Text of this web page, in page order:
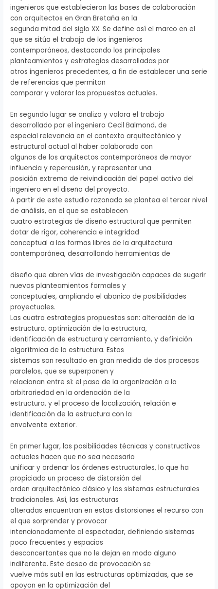
ingenieros que establecieron las bases de colaboración
con arquitectos en Gran Bretaña en la
segunda mitad del siglo XX. Se define así el marco en el
que se sitúa el trabajo de los ingenieros
contemporáneos, destacando los principales
planteamientos y estrategias desarrolladas por
otros ingenieros precedentes, a fin de establecer una serie
de referencias que permitan
comparar y valorar las propuestas actuales.
En segundo lugar se analiza y valora el trabajo
desarrollado por el ingeniero Cecil Balmond, de
especial relevancia en el contexto arquitectónico y
estructural actual al haber colaborado con
algunos de los arquitectos contemporáneos de mayor
influencia y repercusión, y representar una
posición extrema de reivindicación del papel activo del
ingeniero en el diseño del proyecto.
A partir de este estudio razonado se plantea el tercer nivel
de análisis, en el que se establecen
cuatro estrategias de diseño estructural que permiten
dotar de rigor, coherencia e integridad
conceptual a las formas libres de la arquitectura
contemporánea, desarrollando herramientas de
diseño que abren vías de investigación capaces de sugerir
nuevos planteamientos formales y
conceptuales, ampliando el abanico de posibilidades
proyectuales.
Las cuatro estrategias propuestas son: alteración de la
estructura, optimización de la estructura,
identificación de estructura y cerramiento, y definición
algorítmica de la estructura. Estos
sistemas son resultado en gran medida de dos procesos
paralelos, que se superponen y
relacionan entre sí: el paso de la organización a la
arbitrariedad en la ordenación de la
estructura, y el proceso de localización, relación e
identificación de la estructura con la
envolvente exterior.
En primer lugar, las posibilidades técnicas y constructivas
actuales hacen que no sea necesario
unificar y ordenar los órdenes estructurales, lo que ha
propiciado un proceso de distorsión del
orden arquitectónico clásico y los sistemas estructurales
tradicionales. Así, las estructuras
alteradas encuentran en estas distorsiones el recurso con
el que sorprender y provocar
intencionadamente al espectador, definiendo sistemas
poco frecuentes y espacios
desconcertantes que no le dejan en modo alguno
indiferente. Este deseo de provocación se
vuelve más sutil en las estructuras optimizadas, que se
apoyan en la optimización del